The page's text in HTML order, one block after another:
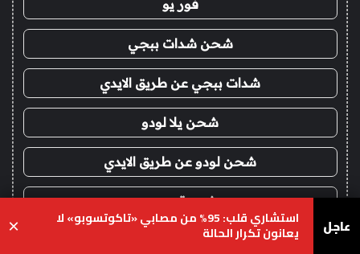
فور يو
شحن شدات ببجي
شدات ببجي عن طريق الايدي
شحن يلا لودو
شحن لودو عن طريق الايدي
شعبية ببجي
بطاقات ايتونز
عاجل استشاري قلب: 95% من مصابي «تاكوتسوبو» لا
يعانون تكرار الحالة ×